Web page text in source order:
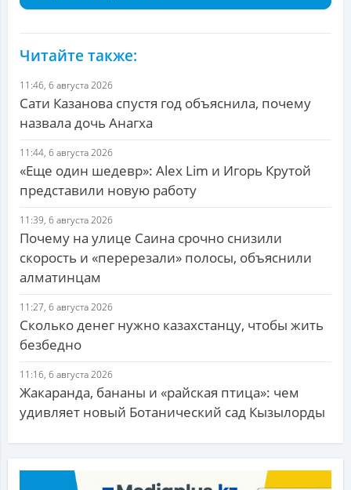
Читайте также:
11:46, 6 августа 2026
Сати Казанова спустя год объяснила, почему
назвала дочь Анагха
11:44, 6 августа 2026
«Еще один шедевр»: Alex Lim и Игорь Крутой
представили новую работу
11:39, 6 августа 2026
Почему на улице Саина срочно снизили
скорость и «перерезали» полосы, объяснили
алматинцам
11:27, 6 августа 2026
Сколько денег нужно казахстанцу, чтобы жить
безбедно
11:16, 6 августа 2026
Жакаранда, бананы и «райская птица»: чем
удивляет новый Ботанический сад Кызылорды